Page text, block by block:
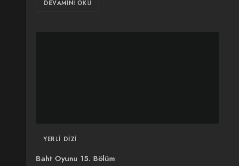
DEVAMINI OKU
YERLI DIZI
Baht Oyunu 15. Bölüm